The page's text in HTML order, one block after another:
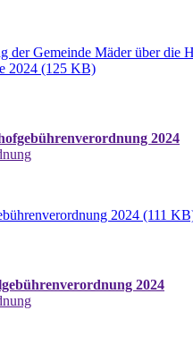
der Gemeinde Mäder über die
2024 (125 KB)
2024
2024 (111
2024